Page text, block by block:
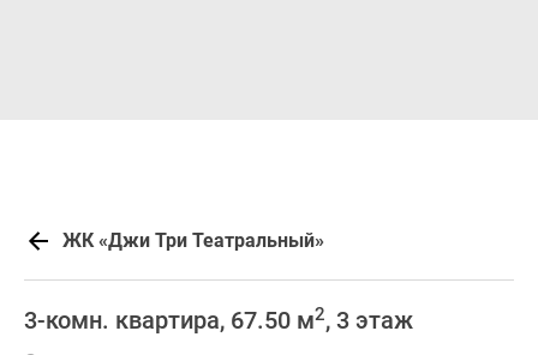
ЖК «Джи Три Театральный»
3-комн. квартира, 67.50 м2, 3 этаж